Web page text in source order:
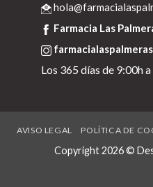
Farmacia Las
farmacialaspalmeras
Los 365 días de 9:00h
AVISO LEGAL POLÍTICA DE
Copyright 2026 ©